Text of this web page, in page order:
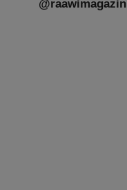
@raawimagazin